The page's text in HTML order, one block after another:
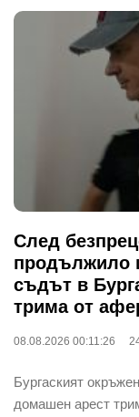
След
продължило
съдът в
трима от
08.08.2026 00:11:26
Бургаският
домашен арест